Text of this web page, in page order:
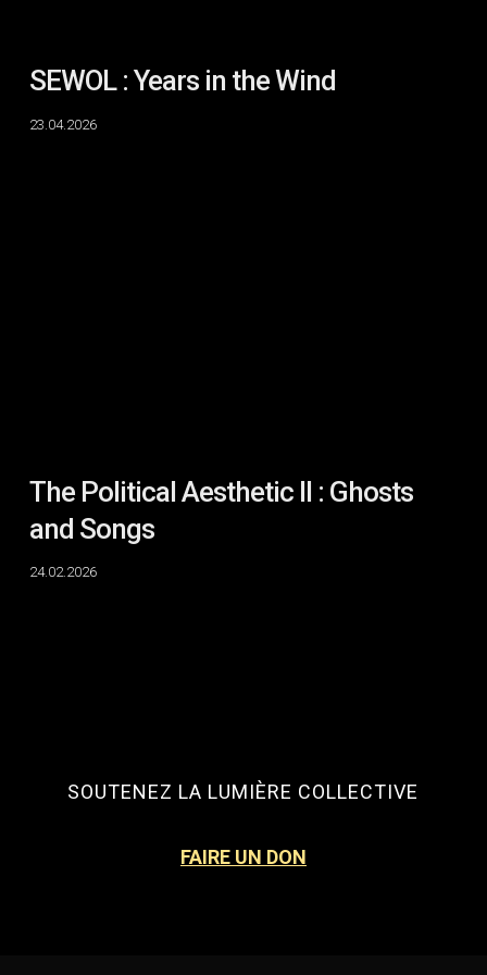
SEWOL : Years in the Wind
23.04.2026
The Political Aesthetic II : Ghosts
and Songs
24.02.2026
SOUTENEZ LA LUMIÈRE COLLECTIVE
FAIRE UN DON